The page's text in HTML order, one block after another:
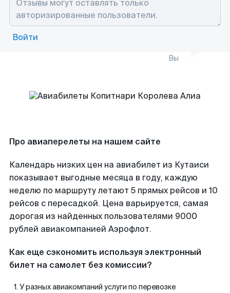
Войти
Вы
Про авиаперелеты на нашем сайте
Календарь низких цен на авиабилет из Кутаиси
показывает выгодные месяца в году, каждую
неделю по маршруту летают 5 прямых рейсов и 10
рейсов с пересадкой. Цена варьируется, самая
дорогая из найденных пользователями 9000
рублей авиакомпанией Аэрофлот.
Как еще сэкономить используя электронный
билет на самолет без комиссии?
У разных авиакомпаний услуги по перевозке